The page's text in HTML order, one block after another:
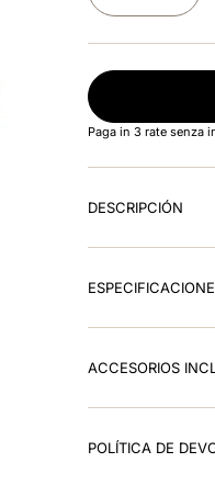
Paga in 3 rate senza
DESCRIPCIÓN
ACCESORIOS
POLÍTICA DE